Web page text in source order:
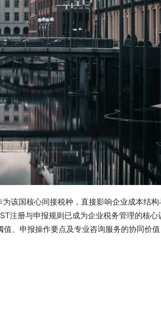
该国核心间接税种，直接影响企业成本结
注册与申报规则已成为企业税务管理的核心
、申报操作要点及专业咨询服务的协同价